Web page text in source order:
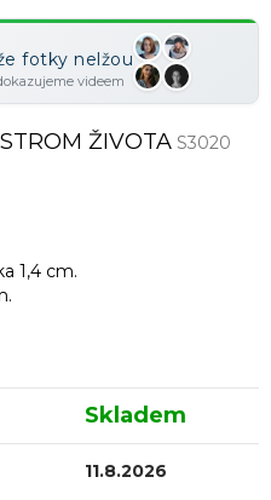
fotky nelžou
videem
ŽIVOTA S3020
1,4 cm.
Skladem
11.8.2026